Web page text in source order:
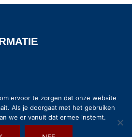
ervoor te zorgen dat onze website
Als je doorgaat met het gebruiken
we er vanuit dat ermee instemt.